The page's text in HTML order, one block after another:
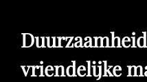
vriendelijke